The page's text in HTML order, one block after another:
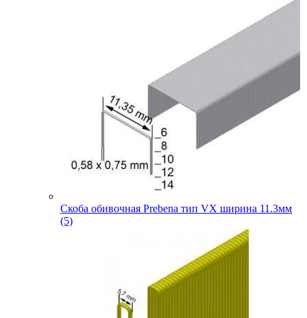
Скоба обивочная Prebena тип VX ширина 11.3мм
(5)